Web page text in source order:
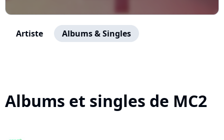
Artiste Albums & Singles
Albums et singles de MC2